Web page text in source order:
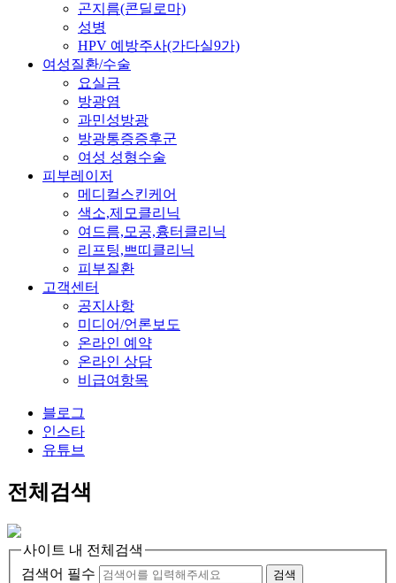
곤지름(콘딜로마)
성병
HPV 예방주사(가다실9가)
여성질환/수술
요실금
방광염
과민성방광
방광통증증후군
여성 성형수술
피부레이저
메디컬스킨케어
색소,제모클리닉
여드름,모공,흉터클리닉
리프팅,쁘띠클리닉
피부질환
고객센터
공지사항
미디어/언론보도
온라인 예약
온라인 상담
비급여항목
블로그
인스타
유튜브
전체검색
사이트 내 전체검색
검색어 필수
검색